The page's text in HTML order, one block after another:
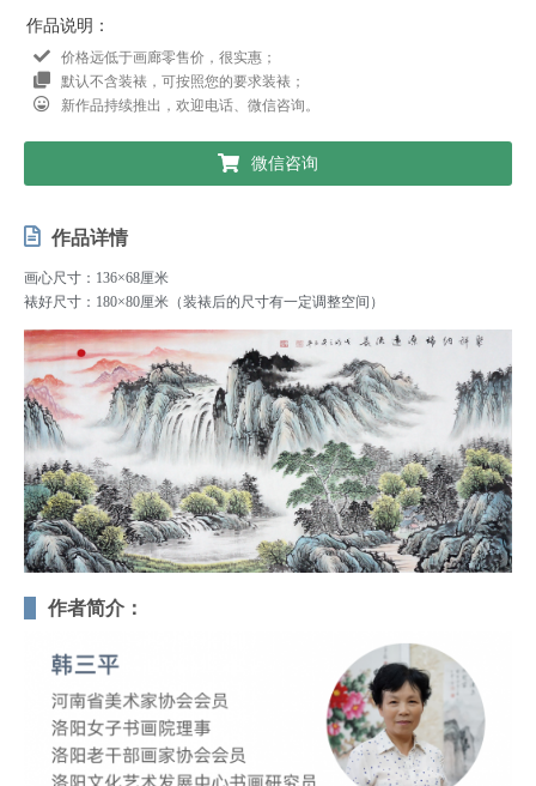
作品说明：
价格远低于画廊零售价，很实惠；
默认不含装裱，可按照您的要求装裱；
新作品持续推出，欢迎电话、微信咨询。
微信咨询
作品详情
画心尺寸：136×68厘米
裱好尺寸：180×80厘米（装裱后的尺寸有一定调整空间）
作者简介：